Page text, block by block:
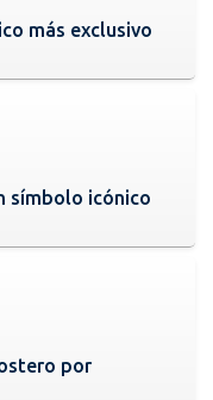
más exclusivo
símbolo icónico
por